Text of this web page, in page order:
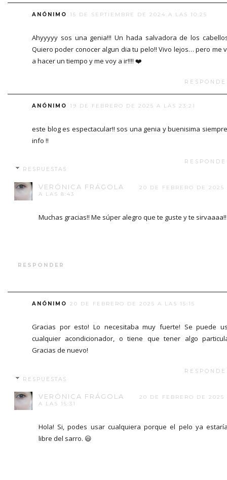
ANÓNIMO 15 DE SEPTIEMBRE DE 2024 A LAS 10:25
Ahyyyyy sos una genia!!! Un hada salvadora de los
Quiero poder conocer algun dia tu pelo!! Vivo lejos… pero me
a hacer un tiempo y me voy a ir!!!! ❤️
ANÓNIMO 19 DE FEBRERO DE 2025 A LAS 23:21
este blog es espectacular!! sos una genia y buenisima
info !!
RESPUESTAS
VERÓNICA FRÁGOLA
20 DE FEBRERO DE 2025
A LAS 8:43
Muchas gracias!! Me súper alegro que te guste y te sirvaaaa!!
RESPONDER
ANÓNIMO 20 DE FEBRERO DE 2025 A LAS 15:15
Gracias por esto! Lo necesitaba muy fuerte! Se puede
cualquier acondicionador, o tiene que tener algo
Gracias de nuevo!
RESPUESTAS
VERÓNICA FRÁGOLA
20 DE FEBRERO DE 2025
A LAS 15:31
Hola! Si, podes usar cualquiera porque el pelo ya
libre del sarro. 😃